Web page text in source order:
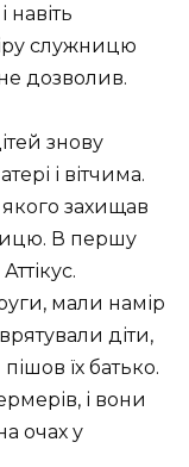
служницю
дозволив.
знову
і вітчима.
захищав
В першу
мали намір
діти,
їх батько.
і вони
очах у